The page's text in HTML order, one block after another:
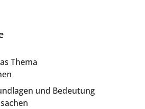
Thema
und Bedeutung